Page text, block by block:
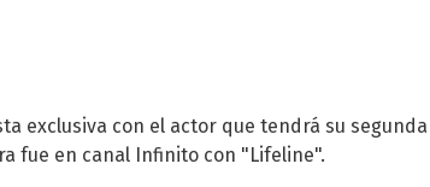
exclusiva con el actor que tendrá su segunda
fue en canal Infinito con "Lifeline".